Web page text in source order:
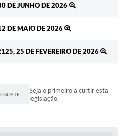
DE JUNHO DE 2026
DE MAIO DE 2026
25 DE FEVEREIRO DE 2026
GOSTEI
Seja o primeiro a curtir esta
legislação.